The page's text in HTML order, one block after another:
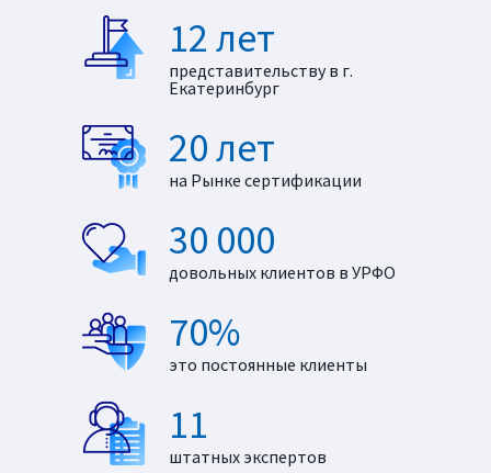
12 лет
представительству в г.
Екатеринбург
20 лет
на Рынке сертификации
30 000
довольных клиентов в УРФО
70%
это постоянные клиенты
11
штатных экспертов